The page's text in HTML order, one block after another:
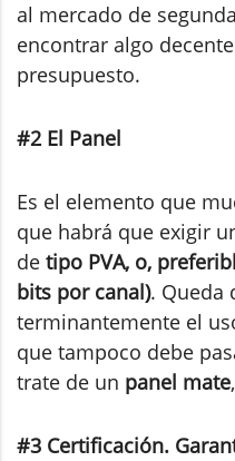
al mercado de
encontrar algo
presupuesto.
#2 El Panel
Es el elemento que
que habrá que exigir
de tipo PVA, o,
bits por canal). Queda
terminantemente el
que tampoco debe
trate de un panel mate
#3 Certificación.